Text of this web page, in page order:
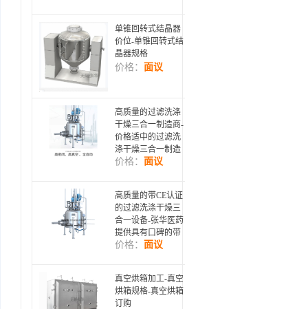
单锥回转式结晶器
价位-单锥回转式结
晶器规格
价格： 面议
高质量的过滤洗涤
干燥三合一制造商-
价格适中的过滤洗
涤干燥三合一制造
商在哪买
价格： 面议
高质量的带CE认证
的过滤洗涤干燥三
合一设备-张华医药
提供具有口碑的带
CE认证的过滤洗涤
价格： 面议
真空烘箱加工-真空
烘箱规格-真空烘箱
订购